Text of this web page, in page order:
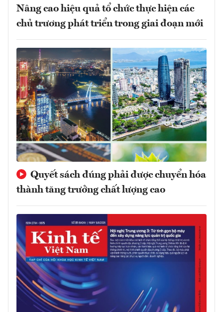
Nâng cao hiệu quả tổ chức thực hiện các
chủ trương phát triển trong giai đoạn mới
Quyết sách đúng phải được chuyển hóa
thành tăng trưởng chất lượng cao